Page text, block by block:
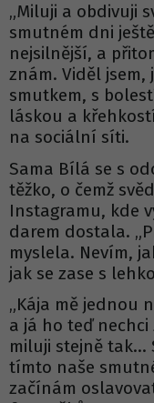
„Miluji a obdivuji
smutném dni
nejsilnější, a
znám. Viděl jsem,
smutkem, s
láskou a
na sociální síti.
Sama Bílá se s
těžko, o čemž
Instagramu, kde
darem dostala.
myslela. Nevím,
jak se zase s
„Kája mě jednou
a já ho teď
miluji stejně tak…
tímto naše
začínám